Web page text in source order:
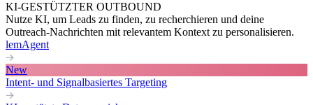
KI-GESTÜTZTER OUTBOUND
Nutze KI, um Leads zu finden, zu recherchieren und deine
Outreach-Nachrichten mit relevantem Kontext zu personalisieren.
lemAgent
New
Intent- und Signalbasiertes Targeting